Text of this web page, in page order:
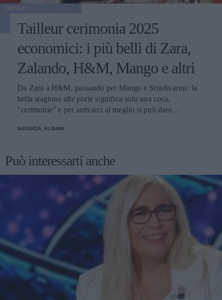
Tailleur cerimonia 2025
economici: i più belli di Zara,
Zalando, H&M, Mango e altri
Da Zara a H&M, passando per Mango e Stradivarius: la
bella stagione alle porte significa solo una cosa,
"cerimonie" e per arrivarci al meglio si può dare
NATASCIA_ALIBANI
Può interessarti anche